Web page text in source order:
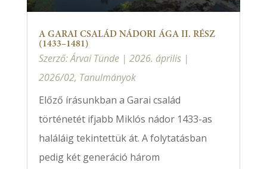
A GARAI CSALÁD NÁDORI ÁGA II. RÉSZ
(1433–1481)
Szerző:Árvai Tünde| 2026. április|
2026/02, Tanulmányok
Előző írásunkban a Garai család
történetét ifjabb Miklós nádor 1433-as
haláláig tekintettük át. A folytatásban
pedig két generáció három